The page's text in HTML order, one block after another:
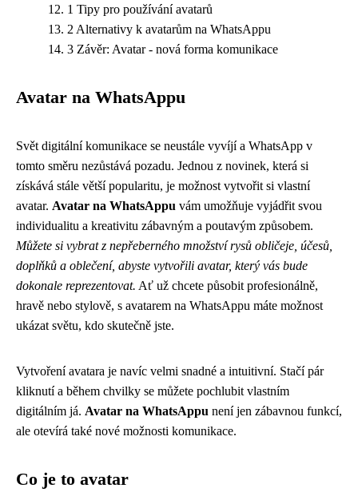
1 Tipy pro používání avatarů
2 Alternativy k avatarům na WhatsAppu
3 Závěr: Avatar - nová forma komunikace
Avatar na WhatsAppu
Svět digitální komunikace se neustále vyvíjí a WhatsApp v
tomto směru nezůstává pozadu. Jednou z novinek, která si
získává stále větší popularitu, je možnost vytvořit si vlastní
avatar. Avatar na WhatsAppu vám umožňuje vyjádřit svou
individualitu a kreativitu zábavným a poutavým způsobem.
Můžete si vybrat z nepřeberného množství rysů obličeje, účesů,
doplňků a oblečení, abyste vytvořili avatar, který vás bude
dokonale reprezentovat. Ať už chcete působit profesionálně,
hravě nebo stylově, s avatarem na WhatsAppu máte možnost
ukázat světu, kdo skutečně jste.
Vytvoření avatara je navíc velmi snadné a intuitivní. Stačí pár
kliknutí a během chvilky se můžete pochlubit vlastním
digitálním já. Avatar na WhatsAppu není jen zábavnou funkcí,
ale otevírá také nové možnosti komunikace.
Co je to avatar